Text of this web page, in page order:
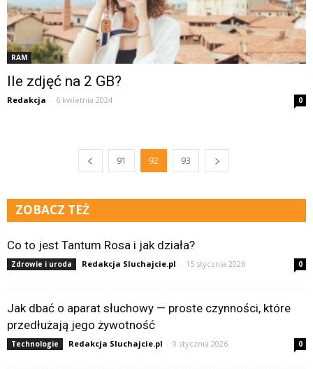
RAM
Ile zdjęć na 2 GB?
Redakcja - 6 kwietnia 2024 0
91 92 93
ZOBACZ TEŻ
Co to jest Tantum Rosa i jak działa?
Zdrowie i uroda Redakcja Sluchajcie.pl - 15 stycznia 2026 0
Jak dbać o aparat słuchowy — proste czynności, które
przedłużają jego żywotność
Technologie Redakcja Sluchajcie.pl - 9 stycznia 2026 0